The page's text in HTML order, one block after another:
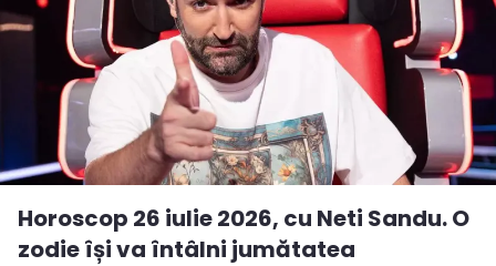
Horoscop 26 iulie 2026, cu Neti Sandu. O
zodie își va întâlni jumătatea